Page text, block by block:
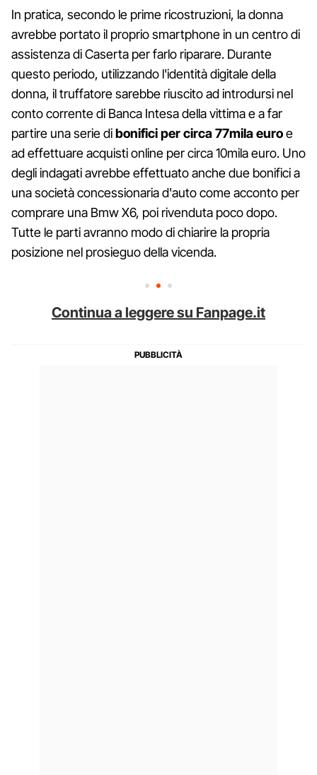
In pratica, secondo le prime ricostruzioni, la donna
avrebbe portato il proprio smartphone in un centro di
assistenza di Caserta per farlo riparare. Durante
questo periodo, utilizzando l'identità digitale della
donna, il truffatore sarebbe riuscito ad introdursi nel
conto corrente di Banca Intesa della vittima e a far
partire una serie dibonifici per circa 77mila euroe
ad effettuare acquisti online per circa 10mila euro. Uno
degli indagati avrebbe effettuato anche due bonifici a
una società concessionaria d'auto come acconto per
comprare una Bmw X6, poi rivenduta poco dopo.
Tutte le parti avranno modo di chiarire la propria
posizione nel prosieguo della vicenda.
Continua a leggere su Fanpage.it